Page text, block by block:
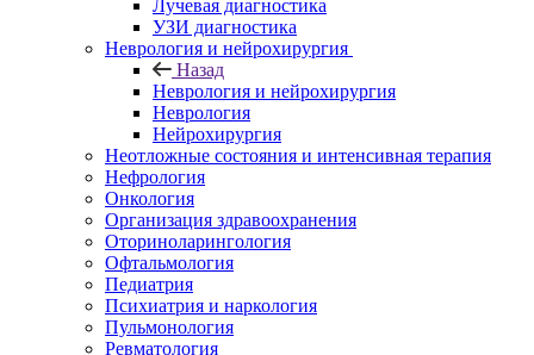
Лучевая диагностика
УЗИ диагностика
Неврология и нейрохирургия
Назад
Неврология и нейрохирургия
Неврология
Нейрохирургия
Неотложные состояния и интенсивная терапия
Нефрология
Онкология
Организация здравоохранения
Оториноларингология
Офтальмология
Педиатрия
Психиатрия и наркология
Пульмонология
Ревматология